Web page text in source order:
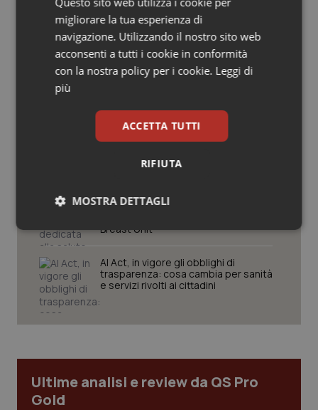
Salute orale & impianti
Sangue & coagulazione
Tiroide
Tumore al seno
Tumori del Polmone & Testa Collo
Tumori gastrointestinali
Ulcera & Reflusso
Vaccini
Cronache
Caldo, mini tregua solo al Nord. Anche
domenica 9 agosto 19 città da bollino
rosso
Caldo, segnali di lenta ritirata
dell’ondata: il 7 agosto restano 26
Consip, al via la prima gara dedicata
alla salute della mammella: accordo
Breast Unit
AI Act, in vigore gli obblighi di
trasparenza: cosa cambia per sanità
e servizi rivolti ai cittadini
Ultime analisi e review da QS Pro
Gold
migliorare la tua esperienza di
navigazione. Utilizzando il nostro sito web
acconsenti a tutti i cookie in conformità
con la nostra policy per i cookie. Leggi di
più
ACCETTA TUTTI
RIFIUTA
MOSTRA DETTAGLI
Necessari Statistici Marketing
I cookie necessari contribuiscono a rendere fruibile il
navigazione sulle pagine e l'accesso alle aree
funzionare correttamente senza questi cookie.